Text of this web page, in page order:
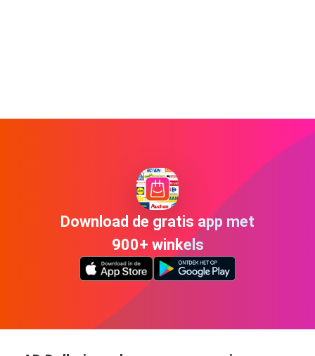
Download de gratis app met
900+ winkels